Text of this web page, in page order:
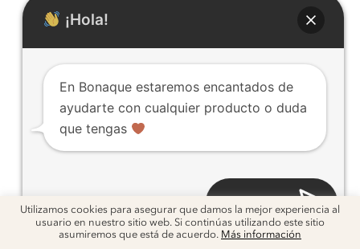
Utilizamos cookies para asegurar que damos la mejor experiencia al
usuario en nuestro sitio web. Si continúas utilizando este sitio
asumiremos que está de acuerdo. Más información
Abrir chat
¡Hola!
En Bonaque estaremos encantados de
ayudarte con cualquier producto o duda
que tengas